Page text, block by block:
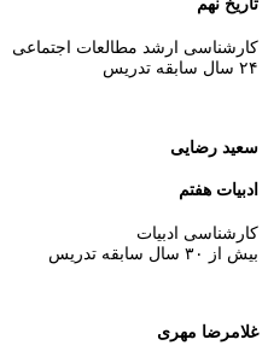
تاریخ نهم
کارشناسی ارشد مطالعات اجتماعی
۲۴ سال سابقه تدریس
سعید رضایی
ادبیات هفتم
كارشناسی ادبیات
بیش از ۳۰ سال سابقه تدريس
غلامرضا مهری